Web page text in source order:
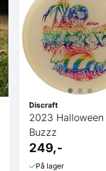
Discraft
2023 Halloween
Buzzz
249,-
På lager